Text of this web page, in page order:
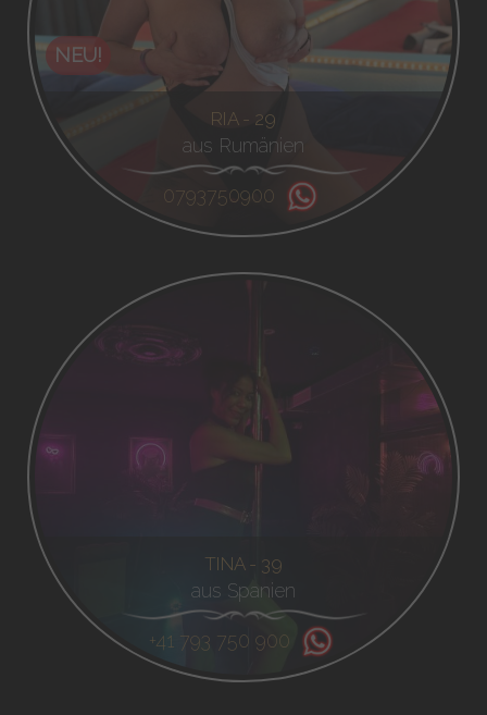
NEU!
RIA - 29
aus Rumänien
0793750900
TINA - 39
aus Spanien
+41 793 750 900